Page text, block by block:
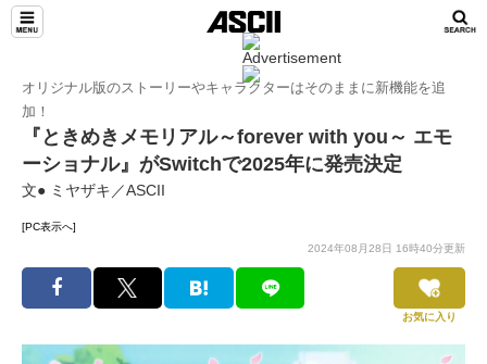
オリジナル版のストーリーやキャラクターはそのままに新機能を追
加！
『ときめきメモリアル～forever with you～ エモ
ーショナル』がSwitchで2025年に発売決定
文● ミヤザキ／ASCII
[PC表示へ]
2024年08月28日 16時40分更新
お気に入り